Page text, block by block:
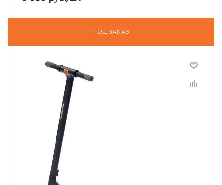
ПОД ЗАКАЗ